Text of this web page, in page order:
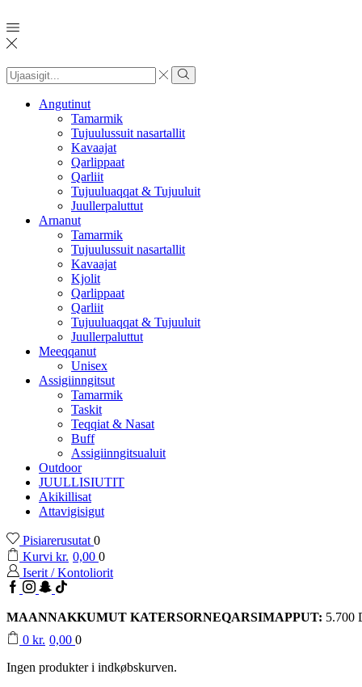
Search
input
Search
Angutinut
Tamarmik
Tujuulussuit nasartallit
Kavaajat
Qarlippaat
Qarliit
Tujuuluaqqat & Tujuuluit
Juullerpaluttut
Arnanut
Tamarmik
Tujuulussuit nasartallit
Kavaajat
Kjolit
Qarlippaat
Qarliit
Tujuuluaqqat & Tujuuluit
Juullerpaluttut
Meeqqanut
Unisex
Assigiinngitsut
Tamarmik
Taskit
Teqqiat & Nasat
Buff
Assigiinngitsualuit
Outdoor
JUULLISIUTIT
Akikillisat
Attavigisigut
Pisiarerusutat 0
Kurvi kr. 0,00 0
Iserit / Kontoliorit
Facebook
Instagram
Snapchat
TikTok
MAANNAKKUMUT KATERSORNEQARSIMAPPUT: 5.700
0 kr. 0,00 0
Ingen produkter i indkøbskurven.